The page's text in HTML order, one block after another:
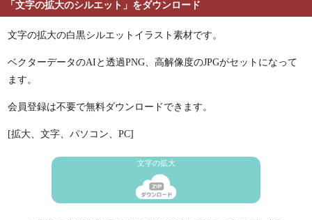
「文字の拡大のシルエット」をダウンロード
文字の拡大の白黒シルエットイラスト素材です。
ベクターデータのAIと透過PNG、高解像度のJPGがセットになって
ます。
会員登録は不要で無料ダウンロードできます。
[拡大、文字、パソコン、PC]
文字の拡大